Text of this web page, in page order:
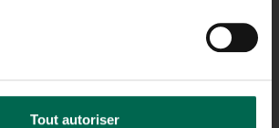
Tout autoriser
ADRESSE